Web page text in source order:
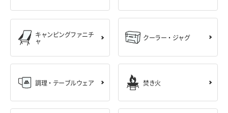
キャンピングファニチ
ャ クーラー・ジャグ
調理・テーブルウェア 焚き火